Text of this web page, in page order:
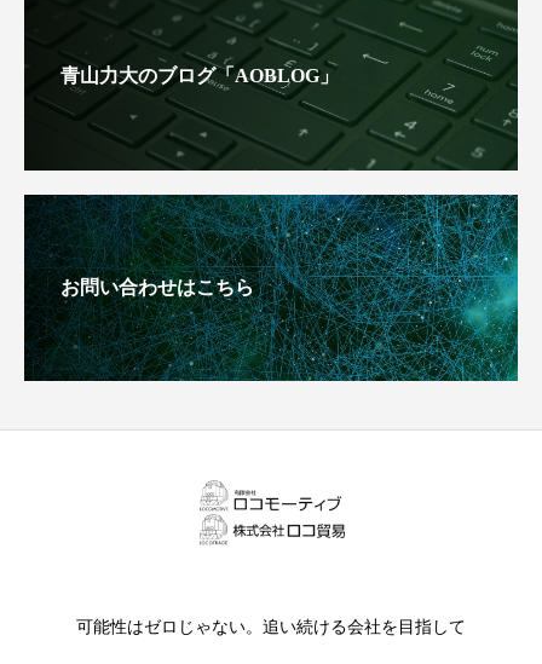
青山力大のブログ「AOBLOG」
お問い合わせはこちら
可能性はゼロじゃない。追い続ける会社を目指して